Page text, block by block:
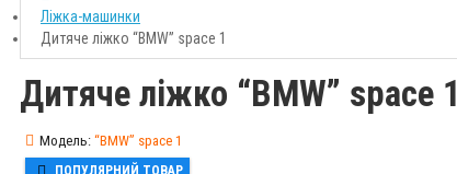
Ліжка-машинки
Дитяче ліжко “BMW” space 1
Дитяче ліжко “BMW” space 1
Модель: “BMW” space 1
ПОПУЛЯРНИЙ ТОВАР